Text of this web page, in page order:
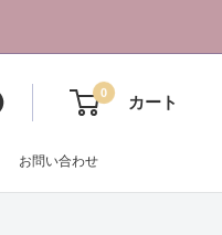
0 カート
お問い合わせ